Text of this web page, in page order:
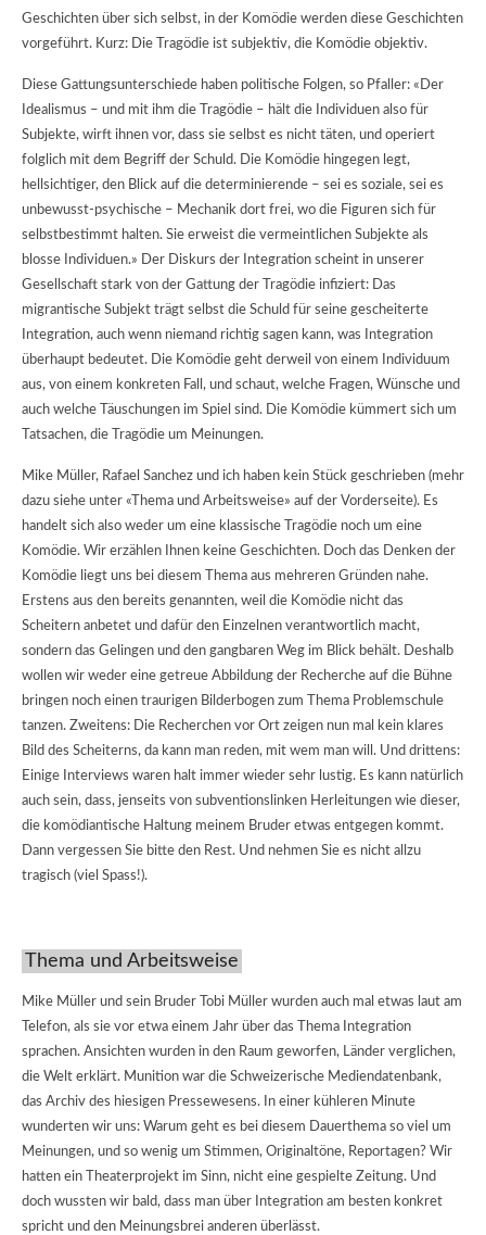
Geschichten über sich selbst, in der Komödie werden diese Geschichten
vorgeführt. Kurz: Die Tragödie ist subjektiv, die Komödie objektiv.
Diese Gattungsunterschiede haben politische Folgen, so Pfaller: «Der
Idealismus – und mit ihm die Tragödie – hält die Individuen also für
Subjekte, wirft ihnen vor, dass sie selbst es nicht täten, und operiert
folglich mit dem Begriff der Schuld. Die Komödie hingegen legt,
hellsichtiger, den Blick auf die determinierende – sei es soziale, sei es
unbewusst-psychische – Mechanik dort frei, wo die Figuren sich für
selbstbestimmt halten. Sie erweist die vermeintlichen Subjekte als
blosse Individuen.» Der Diskurs der Integration scheint in unserer
Gesellschaft stark von der Gattung der Tragödie infiziert: Das
migrantische Subjekt trägt selbst die Schuld für seine gescheiterte
Integration, auch wenn niemand richtig sagen kann, was Integration
überhaupt bedeutet. Die Komödie geht derweil von einem Individuum
aus, von einem konkreten Fall, und schaut, welche Fragen, Wünsche und
auch welche Täuschungen im Spiel sind. Die Komödie kümmert sich um
Tatsachen, die Tragödie um Meinungen.
Mike Müller, Rafael Sanchez und ich haben kein Stück geschrieben (mehr
dazu siehe unter «Thema und Arbeitsweise» auf der Vorderseite). Es
handelt sich also weder um eine klassische Tragödie noch um eine
Komödie. Wir erzählen Ihnen keine Geschichten. Doch das Denken der
Komödie liegt uns bei diesem Thema aus mehreren Gründen nahe.
Erstens aus den bereits genannten, weil die Komödie nicht das
Scheitern anbetet und dafür den Einzelnen verantwortlich macht,
sondern das Gelingen und den gangbaren Weg im Blick behält. Deshalb
wollen wir weder eine getreue Abbildung der Recherche auf die Bühne
bringen noch einen traurigen Bilderbogen zum Thema Problemschule
tanzen. Zweitens: Die Recherchen vor Ort zeigen nun mal kein klares
Bild des Scheiterns, da kann man reden, mit wem man will. Und drittens:
Einige Interviews waren halt immer wieder sehr lustig. Es kann natürlich
auch sein, dass, jenseits von subventionslinken Herleitungen wie dieser,
die komödiantische Haltung meinem Bruder etwas entgegen kommt.
Dann vergessen Sie bitte den Rest. Und nehmen Sie es nicht allzu
tragisch (viel Spass!).
Thema und Arbeitsweise
Mike Müller und sein Bruder Tobi Müller wurden auch mal etwas laut am
Telefon, als sie vor etwa einem Jahr über das Thema Integration
sprachen. Ansichten wurden in den Raum geworfen, Länder verglichen,
die Welt erklärt. Munition war die Schweizerische Mediendatenbank,
das Archiv des hiesigen Pressewesens. In einer kühleren Minute
wunderten wir uns: Warum geht es bei diesem Dauerthema so viel um
Meinungen, und so wenig um Stimmen, Originaltöne, Reportagen? Wir
hatten ein Theaterprojekt im Sinn, nicht eine gespielte Zeitung. Und
doch wussten wir bald, dass man über Integration am besten konkret
spricht und den Meinungsbrei anderen überlässt.